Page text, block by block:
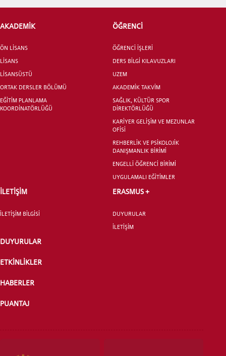
ÖNLİSANS ve
AKADEMİK
ÖN LİSANS
LİSANS
LİSANSÜSTÜ
ORTAK DERSLER BÖLÜMÜ
EĞİTİM PLANLAMA
KOORDİNATÖRLÜĞÜ
ÖĞRENCİ
ÖĞRENCİ İŞLERİ
DERS BİLGİ KILAVUZLARI
UZEM
AKADEMİK TAKVİM
SAĞLIK, KÜLTÜR SPOR
DİREKTÖRLÜĞÜ
KARİYER GELİŞİM VE MEZUNLAR
OFİSİ
REHBERLİK VE PSİKOLOJİK
DANIŞMANLIK BİRİMİ
ENGELLİ ÖĞRENCİ BİRİMİ
UYGULAMALI EĞİTİMLER
İLETİŞİM
İLETİŞİM BİLGİSİ
ERASMUS +
DUYURULAR
İLETİŞİM
DUYURULAR
ETKİNLİKLER
HABERLER
PUANTAJ